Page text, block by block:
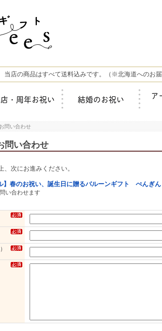
当店の商品はすべて送料込みです。（※北海道へのお
・周年お祝い 結婚のお祝い ア
問い合わせ
問い合わせ
次にお進みください。
】春のお祝い、誕生日に贈るバルーンギフト ぺんぎん
い合わせます